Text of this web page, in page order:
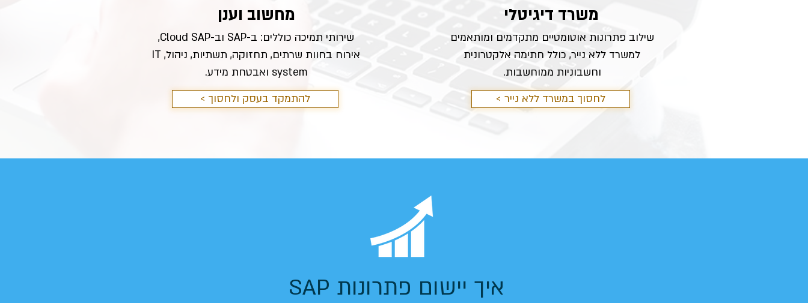
מחשוב וענן
שירותי תמיכה כוללים: ב-SAP וב-Cloud SAP,
אירוח בחוות שרתים, תחזוקה, תשתיות, ניהולIT ,
system ואבטחת מידע.
< להתמקד בעסק ולחסוך
משרד דיגיטלי
שילוב פתרונות אוטומטיים מתקדמים ומותאמים
למשרד ללא נייר, כולל חתימה אלקטרונית
וחשבוניות ממוחשבות.
< לחסוך במשרד ללא נייר
איך יישום פתרונות SAP